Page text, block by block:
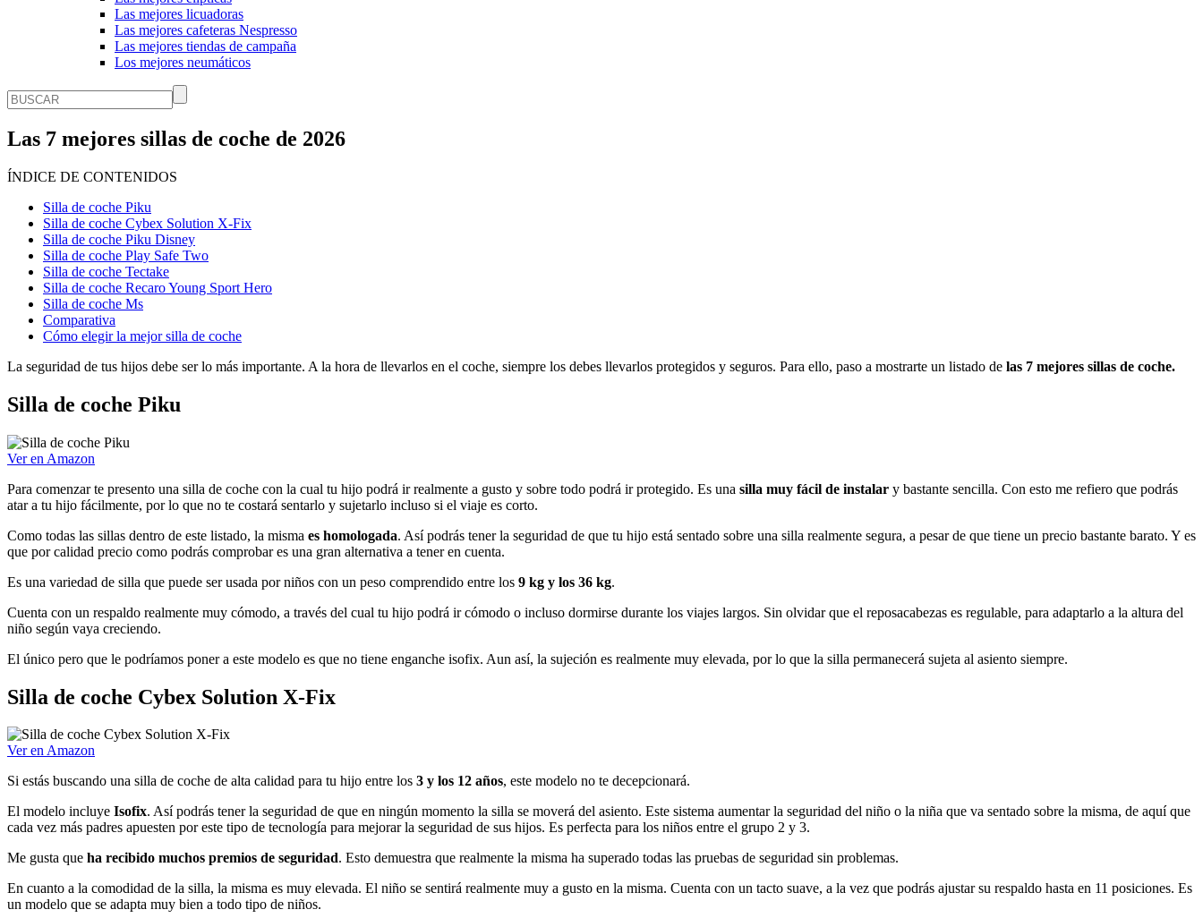
Las mejores licuadoras
Las mejores cafeteras Nespresso
Las mejores tiendas de campaña
Los mejores neumáticos
Las 7 mejores sillas de coche de 2026
ÍNDICE DE CONTENIDOS
Silla de coche Piku
Silla de coche Cybex Solution X-Fix
Silla de coche Piku Disney
Silla de coche Play Safe Two
Silla de coche Tectake
Silla de coche Recaro Young Sport Hero
Silla de coche Ms
Comparativa
Cómo elegir la mejor silla de coche
La seguridad de tus hijos debe ser lo más importante. A la hora de llevarlos en el coche, siempre los debes llevarlos protegidos y seguros. Para ello, paso a mostrarte un listado de las 7 mejores sillas de coche.
Silla de coche Piku
Ver en Amazon
Para comenzar te presento una silla de coche con la cual tu hijo podrá ir realmente a gusto y sobre todo podrá ir protegido. Es una silla muy fácil de instalar y bastante sencilla. Con esto me refiero que podrás
atar a tu hijo fácilmente, por lo que no te costará sentarlo y sujetarlo incluso si el viaje es corto.
Como todas las sillas dentro de este listado, la misma es homologada. Así podrás tener la seguridad de que tu hijo está sentado sobre una silla realmente segura, a pesar de que tiene un precio bastante barato. Y es
que por calidad precio como podrás comprobar es una gran alternativa a tener en cuenta.
Es una variedad de silla que puede ser usada por niños con un peso comprendido entre los 9 kg y los 36 kg.
Cuenta con un respaldo realmente muy cómodo, a través del cual tu hijo podrá ir cómodo o incluso dormirse durante los viajes largos. Sin olvidar que el reposacabezas es regulable, para adaptarlo a la altura del
niño según vaya creciendo.
El único pero que le podríamos poner a este modelo es que no tiene enganche isofix. Aun así, la sujeción es realmente muy elevada, por lo que la silla permanecerá sujeta al asiento siempre.
Silla de coche Cybex Solution X-Fix
Ver en Amazon
Si estás buscando una silla de coche de alta calidad para tu hijo entre los 3 y los 12 años, este modelo no te decepcionará.
El modelo incluye Isofix. Así podrás tener la seguridad de que en ningún momento la silla se moverá del asiento. Este sistema aumentar la seguridad del niño o la niña que va sentado sobre la misma, de aquí que
cada vez más padres apuesten por este tipo de tecnología para mejorar la seguridad de sus hijos. Es perfecta para los niños entre el grupo 2 y 3.
Me gusta que ha recibido muchos premios de seguridad. Esto demuestra que realmente la misma ha superado todas las pruebas de seguridad sin problemas.
En cuanto a la comodidad de la silla, la misma es muy elevada. El niño se sentirá realmente muy a gusto en la misma. Cuenta con un tacto suave, a la vez que podrás ajustar su respaldo hasta en 11 posiciones. Es
un modelo que se adapta muy bien a todo tipo de niños.